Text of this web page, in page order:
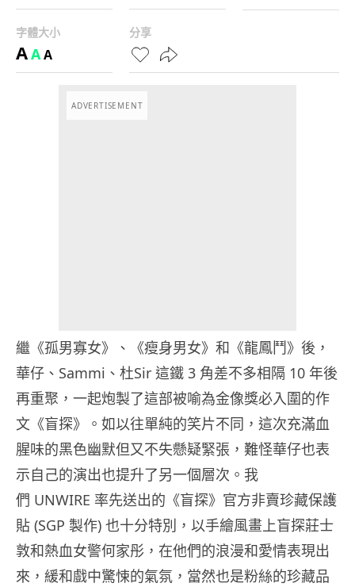
字體大小
AAA
分享
ADVERTISEMENT
繼《孤男寡女》、《瘦身男女》和《龍鳳鬥》後，
華仔、Sammi、杜Sir 這鐵 3 角差不多相隔 10 年後
再重聚，一起炮製了這部被喻為金像獎必入圍的作
文《盲探》。如以往單純的笑片不同，這次充滿血
腥味的黑色幽默但又不失懸疑緊張，難怪華仔也表
示自己的演出也提升了另一個層次。我
們 UNWIRE 率先送出的《盲探》官方非賣珍藏保護
貼 (SGP 製作) 也十分特別，以手繪風畫上盲探莊士
敦和熱血女警何家彤，在他們的浪漫和愛情表現出
來，緩和戲中驚悚的氣氛，當然也是粉絲的珍藏品